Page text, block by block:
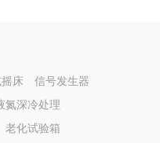
块整合为...
已吸附的水汽造成二次
一百二十摄氏度烘箱中
但再生次数不宜超过两
床
信号发生器
氮深冷处理
老化试验箱